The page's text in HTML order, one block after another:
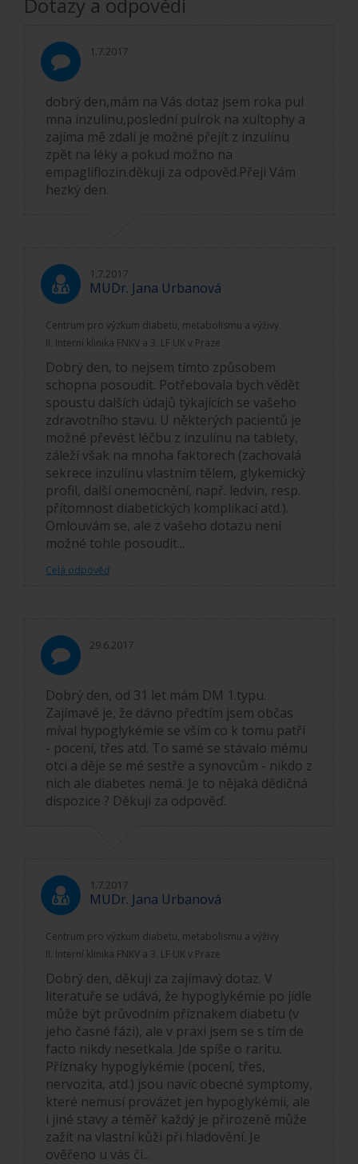
1.7.2017
dobrý den,mám na Vás dotaz jsem roka pul
mna inzulinu,poslední pulrok na xultophy a
zajíma mě zdali je možné přejít z inzulínu
zpět na léky a pokud možno na
empagliflozin.děkuji za odpověd.Přeji Vám
hezký den.
1.7.2017
MUDr. Jana Urbanová
Centrum pro výzkum diabetu, metabolismu a výživy
II. Interní klinika FNKV a 3. LF UK v Praze
Dobrý den, to nejsem tímto způsobem
schopna posoudit. Potřebovala bych vědět
spoustu dalších údajů týkajících se vašeho
zdravotního stavu. U některých pacientů je
možné převést léčbu z inzulínu na tablety,
záleží však na mnoha faktorech (zachovalá
sekrece inzulínu vlastním tělem, glykemický
profil, další onemocnění, např. ledvin, resp.
přítomnost diabetických komplikací atd.).
Omlouvám se, ale z vašeho dotazu není
možné tohle posoudit...
Celá odpověď
29.6.2017
Dobrý den, od 31 let mám DM 1.typu.
Zajímavé je, že dávno předtím jsem občas
míval hypoglykémie se vším co k tomu patří
- pocení, třes atd. To samé se stávalo mému
otci a děje se mé sestře a synovcům - nikdo z
nich ale diabetes nemá. Je to nějaká dědičná
dispozice ? Děkuji za odpověď.
1.7.2017
MUDr. Jana Urbanová
Centrum pro výzkum diabetu, metabolismu a výživy
II. Interní klinika FNKV a 3. LF UK v Praze
Dobrý den, děkuji za zajímavý dotaz. V
literatuře se udává, že hypoglykémie po jídle
může být průvodním příznakem diabetu (v
jeho časné fázi), ale v praxi jsem se s tím de
facto nikdy nesetkala. Jde spíše o raritu.
Příznaky hypoglykémie (pocení, třes,
nervozita, atd.) jsou navíc obecné symptomy,
které nemusí provázet jen hypoglykémii, ale
i jiné stavy a téměř každý je přirozeně může
zažít na vlastní kůži při hladovění. Je
ověřeno u vás či...